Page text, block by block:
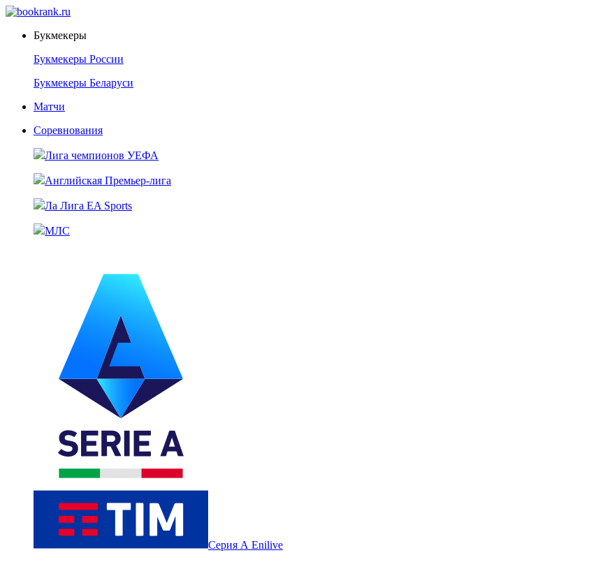
Букмекеры
Букмекеры России
Букмекеры Беларуси
Матчи
Соревнования
Лига чемпионов УЕФА
Английская Премьер-лига
Ла Лига EA Sports
МЛС
Серия А Enilive